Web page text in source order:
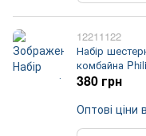
12211122
Набір
комбайна
380 грн
Оптові ціни